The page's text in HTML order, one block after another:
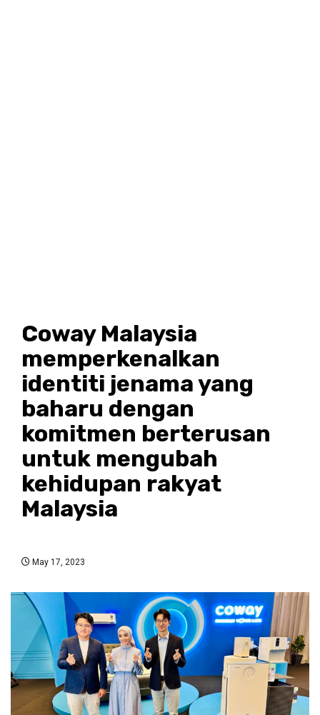
Coway Malaysia
memperkenalkan
identiti jenama yang
baharu dengan
komitmen berterusan
untuk mengubah
kehidupan rakyat
Malaysia
May 17, 2023